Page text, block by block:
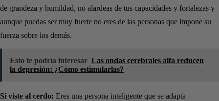
de grandeza y humildad, no alardeas de tus capacidades y fortalezas y
aunque puedas ser muy fuerte no eres de las personas que impone su
fuerza sobre los demás.
Esto te podría interesar Las ondas cerebrales alfa reducen
la depresión: ¿Cómo estimularlas?
Si viste al cerdo: Eres una persona inteligente que se adapta